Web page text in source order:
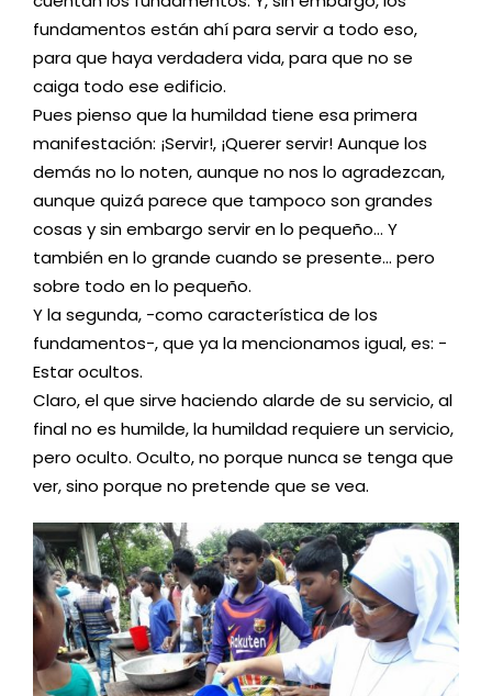
fundamentos están ahí para servir a todo eso,
para que haya verdadera vida, para que no se
caiga todo ese edificio.
Pues pienso que la humildad tiene esa primera
manifestación: ¡Servir!, ¡Querer servir! Aunque los
demás no lo noten, aunque no nos lo agradezcan,
aunque quizá parece que tampoco son grandes
cosas y sin embargo servir en lo pequeño… Y
también en lo grande cuando se presente… pero
sobre todo en lo pequeño.
Y la segunda, -como característica de los
fundamentos-, que ya la mencionamos igual, es: -
Estar ocultos.
Claro, el que sirve haciendo alarde de su servicio, al
final no es humilde, la humildad requiere un servicio,
pero oculto. Oculto, no porque nunca se tenga que
ver, sino porque no pretende que se vea.